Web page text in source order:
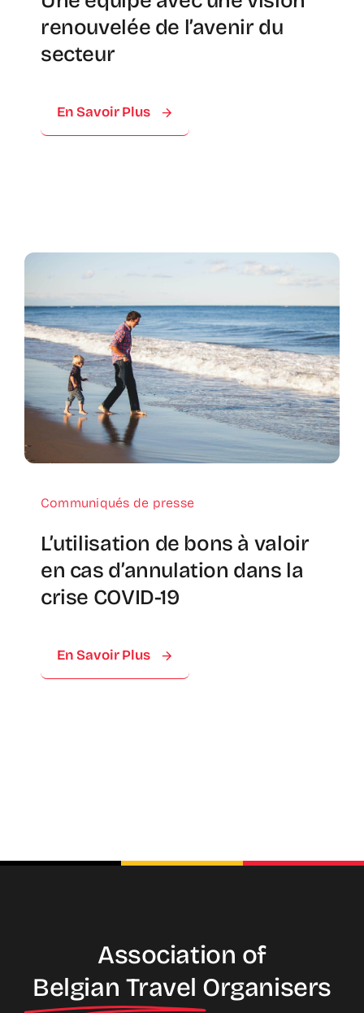
renouvelée de l’avenir du
secteur
En Savoir Plus
Communiqués de presse
L’utilisation de bons à valoir
en cas d’annulation dans la
crise COVID-19
En Savoir Plus
Association of
Belgian Travel Organisers